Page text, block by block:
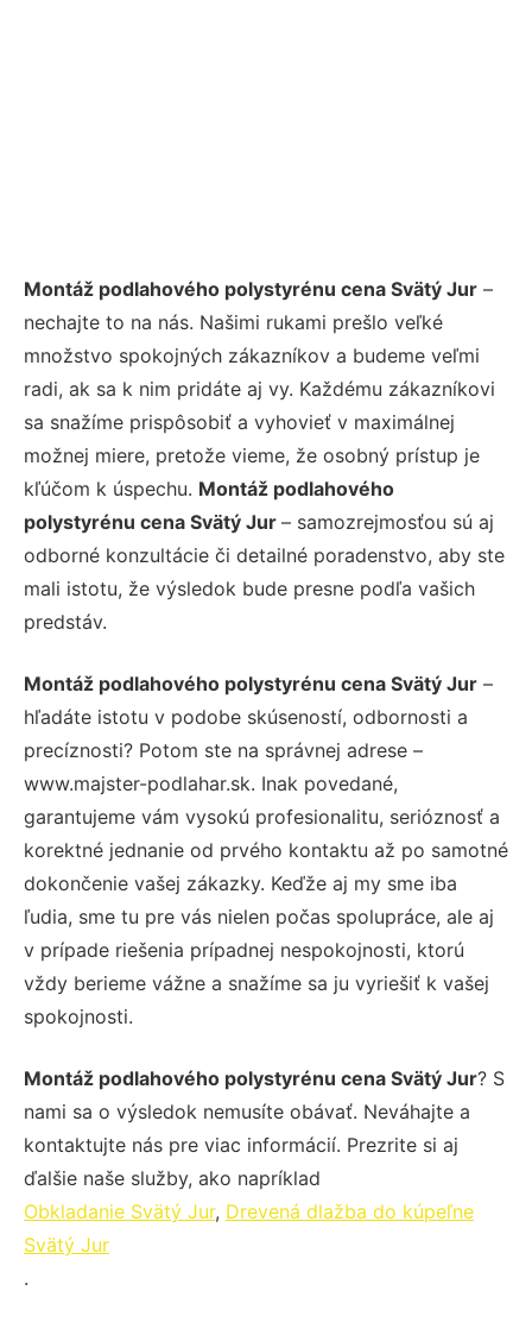
Montáž podlahového polystyrénu cena Svätý Jur –
nechajte to na nás. Našimi rukami prešlo veľké
množstvo spokojných zákazníkov a budeme veľmi
radi, ak sa k nim pridáte aj vy. Každému zákazníkovi
sa snažíme prispôsobiť a vyhovieť v maximálnej
možnej miere, pretože vieme, že osobný prístup je
kľúčom k úspechu. Montáž podlahového
polystyrénu cena Svätý Jur – samozrejmosťou sú aj
odborné konzultácie či detailné poradenstvo, aby ste
mali istotu, že výsledok bude presne podľa vašich
predstáv.
Montáž podlahového polystyrénu cena Svätý Jur –
hľadáte istotu v podobe skúseností, odbornosti a
precíznosti? Potom ste na správnej adrese –
www.majster-podlahar.sk. Inak povedané,
garantujeme vám vysokú profesionalitu, serióznosť a
korektné jednanie od prvého kontaktu až po samotné
dokončenie vašej zákazky. Keďže aj my sme iba
ľudia, sme tu pre vás nielen počas spolupráce, ale aj
v prípade riešenia prípadnej nespokojnosti, ktorú
vždy berieme vážne a snažíme sa ju vyriešiť k vašej
spokojnosti.
Montáž podlahového polystyrénu cena Svätý Jur? S
nami sa o výsledok nemusíte obávať. Neváhajte a
kontaktujte nás pre viac informácií. Prezrite si aj
ďalšie naše služby, ako napríklad
Obkladanie Svätý Jur, Drevená dlažba do kúpeľne
Svätý Jur
.